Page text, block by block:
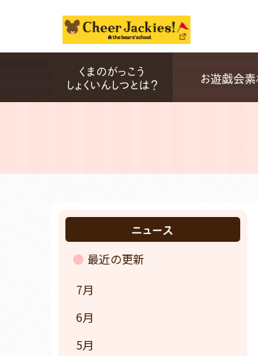
くまのがっこう
しょくいんしつとは？ お遊戯会
ニュース
最近の更新
7月
6月
5月